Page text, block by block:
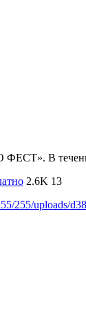
ФЕСТ». В
2.6K 13
255/uploads/